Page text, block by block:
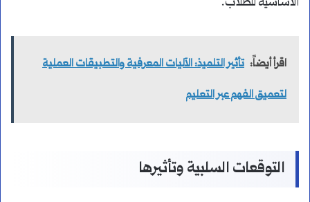
اقرأ أيضاً: تأثير التلميذ: الآليات المعرفية والتطبيقات العملية
لتعميق الفهم عبر التعليم
التوقعات السلبية وتأثيرها